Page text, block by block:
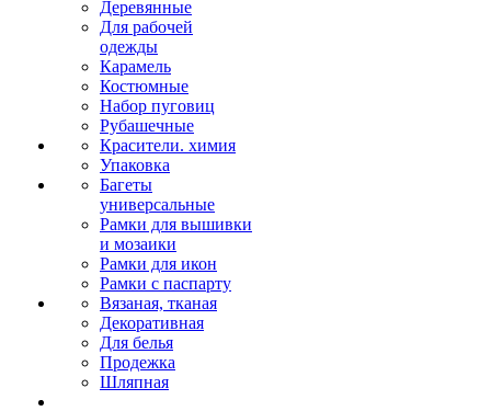
Деревянные
Для рабочей
одежды
Карамель
Костюмные
Набор пуговиц
Рубашечные
Красители. химия
Упаковка
Багеты
универсальные
Рамки для вышивки
и мозаики
Рамки для икон
Рамки с паспарту
Вязаная, тканая
Декоративная
Для белья
Продежка
Шляпная